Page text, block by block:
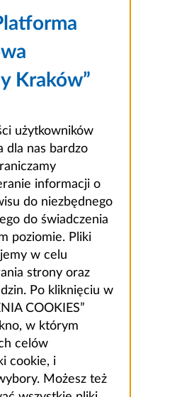
Kraków”
użytkowników
dla nas bardzo
informacji o
do niezbędnego
do świadczenia
poziomie. Pliki
w celu
strony oraz
Po kliknięciu w
COOKIES”
w którym
celów
cookie, i
Możesz też